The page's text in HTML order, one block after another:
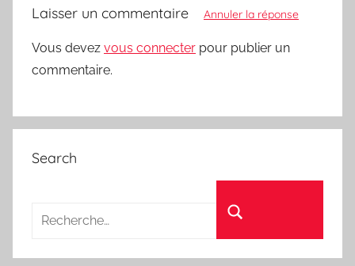
Laisser un commentaire Annuler la réponse
Vous devez vous connecter pour publier un
commentaire.
Search